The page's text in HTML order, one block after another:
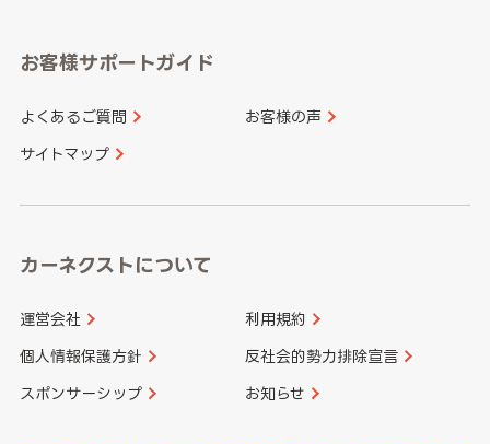
愛知県
和歌山県
山口県
香川県 愛媛県
長崎県
大分県 宮崎県
お客様サポートガイド
よくあるご質問 お客様の声
サイトマップ
カーネクストについて
運営会社 利用規約
個人情報保護方針 反社会的勢力排除宣言
スポンサーシップ お知らせ